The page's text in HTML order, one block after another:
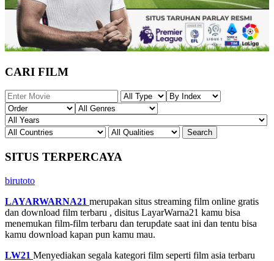
CARI FILM
SITUS TERPERCAYA
birutoto
LAYARWARNA21 merupakan situs streaming film online gratis
dan download film terbaru , disitus LayarWarna21 kamu bisa
menemukan film-film terbaru dan terupdate saat ini dan tentu bisa
kamu download kapan pun kamu mau.
LW21 Menyediakan segala kategori film seperti film asia terbaru